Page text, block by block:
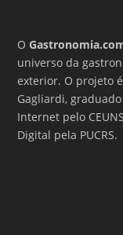
O
universo da
exterior. O projeto
Gagliardi,
Internet pelo
Digital pela PUCRS.